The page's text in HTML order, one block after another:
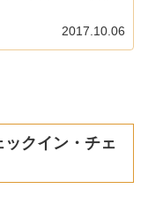
2017.10.06
クイン・チェ